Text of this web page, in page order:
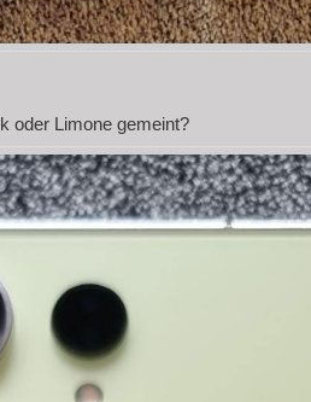
oder Limone gemeint?